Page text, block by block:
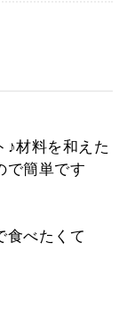
♪材料を和えた
で簡単です
食べたくて